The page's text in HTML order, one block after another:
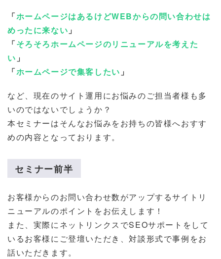
「ホームページはあるけどWEBからの問い合わせは
めったに来ない 」
「そろそろホームページのリニューアルを考えた
い 」
「ホームページで集客したい 」
など、現在のサイト運用にお悩みのご担当者様も多
いのではないでしょうか？
本セミナーはそんなお悩みをお持ちの皆様へおすす
めの内容となっております。
セミナー前半
お客様からのお問い合わせ数がアップするサイトリ
ニューアルのポイントをお伝えします！
また、実際にネットリンクスでSEOサポートをして
いるお客様にご登壇いただき、対談形式で事例をお
話いただきます。